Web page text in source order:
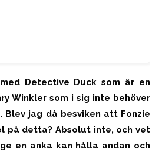
Detective Duck som är en
Winkler som i sig inte behöver
Blev jag då besviken att Fonzie
på detta? Absolut inte, och vet
en anka kan hålla andan och